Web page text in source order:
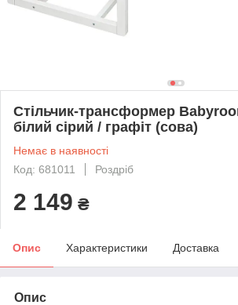
Стільчик-трансформер
білий сірий / графіт (сова)
Немає в наявності
Код: 681011
Роздріб
2 149 ₴
Опис Характеристики Доставка
Опис